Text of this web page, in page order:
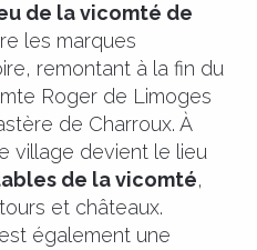
de la vicomté de
les marques
remontant à la fin du
Roger de Limoges
de Charroux. À
village devient le lieu
de la vicomté,
et châteaux.
est également une